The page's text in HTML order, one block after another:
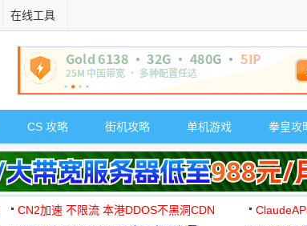
在线工具
CS 攻略 街机攻略 单机游戏 拳皇攻
CN2加速 不限流 本港DDOS不黑洞CDN